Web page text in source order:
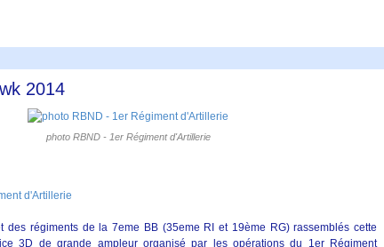
2014
photo RBND - 1er Régiment d'Artillerie
d'Artillerie
des régiments de la 7eme BB (35eme RI et 19ème RG) rassemblés cette
3D de grande ampleur organisé par les opérations du 1er Régiment